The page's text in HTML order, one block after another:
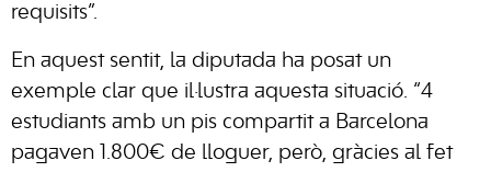
requisits”.
En aquest sentit, la diputada ha posat un
exemple clar que il·lustra aquesta situació. “4
estudiants amb un pis compartit a Barcelona
pagaven 1.800€ de lloguer, però, gràcies al fet